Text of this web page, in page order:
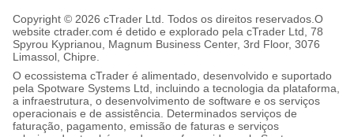
Copyright © 2026 cTrader Ltd. Todos os direitos reservados. O
website ctrader.com é detido e explorado pela cTrader Ltd, 78
Spyrou Kyprianou, Magnum Business Center, 3rd Floor, 3076
Limassol, Chipre.
O ecossistema cTrader é alimentado, desenvolvido e suportado
pela Spotware Systems Ltd, incluindo a tecnologia da plataforma,
a infraestrutura, o desenvolvimento de software e os serviços
operacionais e de assistência. Determinados serviços de
faturação, pagamento, emissão de faturas e serviços